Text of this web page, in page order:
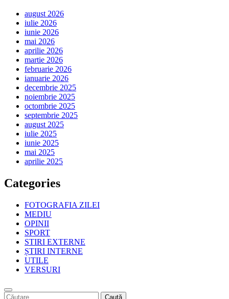
august 2026
iulie 2026
iunie 2026
mai 2026
aprilie 2026
martie 2026
februarie 2026
ianuarie 2026
decembrie 2025
noiembrie 2025
octombrie 2025
septembrie 2025
august 2025
iulie 2025
iunie 2025
mai 2025
aprilie 2025
Categories
FOTOGRAFIA ZILEI
MEDIU
OPINII
SPORT
STIRI EXTERNE
ȘTIRI INTERNE
UTILE
VERSURI
Caută